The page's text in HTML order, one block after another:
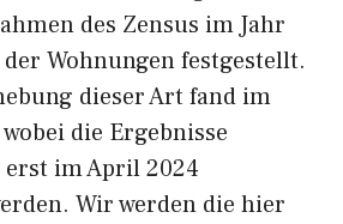
des Zensus im Jahr
der Wohnungen festgestellt.
dieser Art fand im
die Ergebnisse
im April 2024
Wir werden die hier